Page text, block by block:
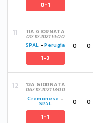
0-1
11A GIORNATA
01/11/2021 14:00
SPAL -Perugia
1-2
0 0
12A GIORNATA
06/11/2021 13:00
Cremonese -
SPAL
1-1
0 0